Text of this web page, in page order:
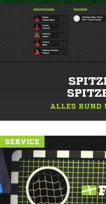
ALLES RUND
SERVICE